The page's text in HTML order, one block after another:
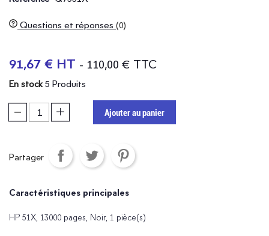
Questions et réponses (0)
91,67 € HT - 110,00 € TTC
En stock 5 Produits
Ajouter au panier
Partager
Caractéristiques principales
HP 51X, 13000 pages, Noir, 1 pièce(s)